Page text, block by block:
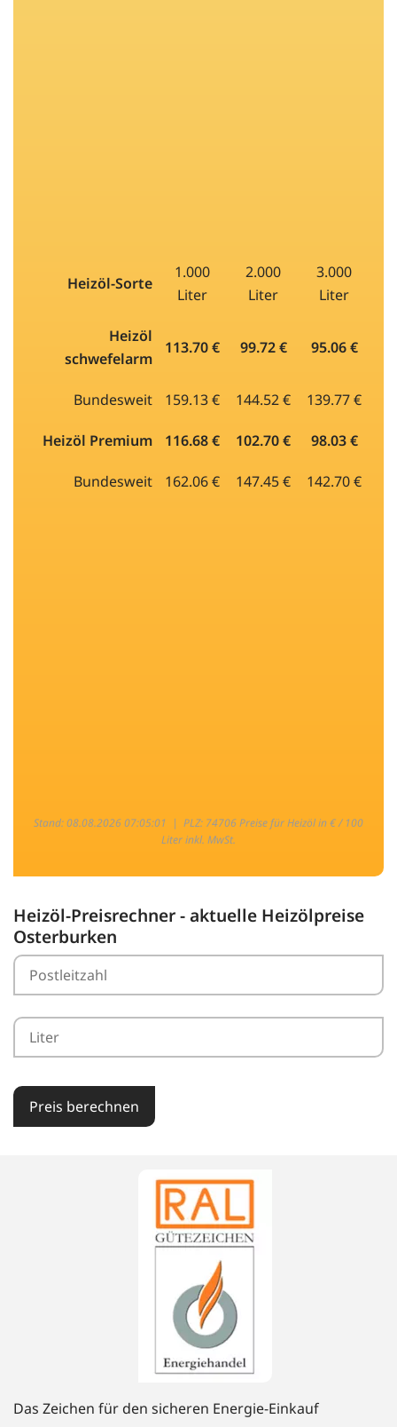
Heizöl-Sorte
1.000
Liter
2.000
Liter
3.000
Liter
Heizöl
schwefelarm
113.70 € 99.72 € 95.06 €
Bundesweit 159.13 € 144.52 € 139.77 €
Heizöl Premium 116.68 € 102.70 € 98.03 €
Bundesweit 162.06 € 147.45 € 142.70 €
Stand: 08.08.2026 07:05:01 | PLZ: 74706 Preise für Heizöl in € / 100
Liter inkl. MwSt.
Heizöl-Preisrechner - aktuelle Heizölpreise
Osterburken
Preis berechnen
Das Zeichen für den sicheren Energie-Einkauf